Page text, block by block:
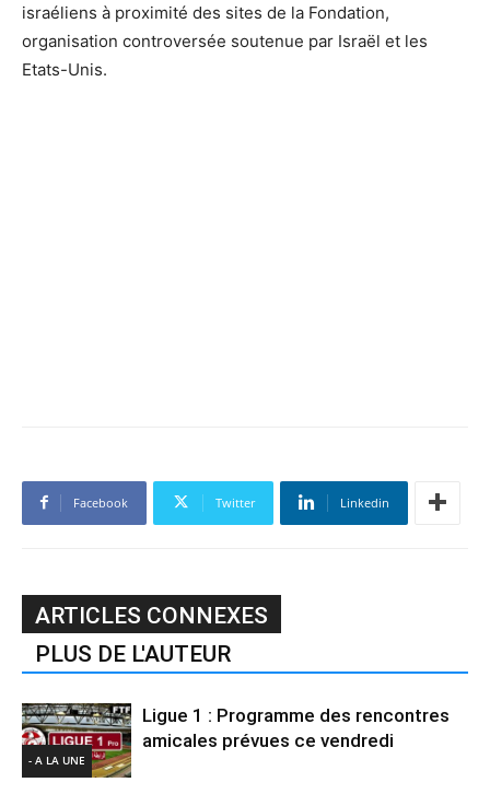
israéliens à proximité des sites de la Fondation,
organisation controversée soutenue par Israël et les
Etats-Unis.
Facebook Twitter Linkedin
ARTICLES CONNEXES
PLUS DE L'AUTEUR
- A LA UNE
Ligue 1 : Programme des rencontres
amicales prévues ce vendredi